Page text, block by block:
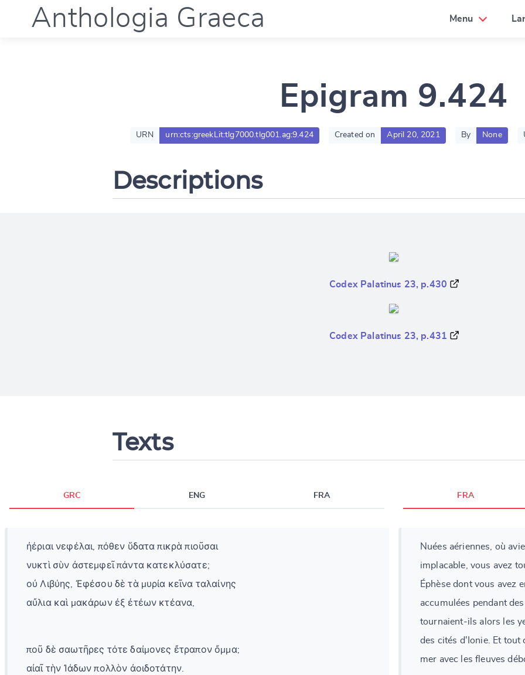
Anthologia Graeca Menu
Epigram 9.424
URN urn:cts:greekLit:tlg7000.tlg001.ag:9.424 Created on April 20, 2021 By None
Descriptions
Codex Palatinus 23, p.430
Codex Palatinus 23, p.431
Texts
GRC ENG FRA
ἠέριαι νεφέλαι, πόθεν ὕδατα πικρὰ πιοῦσαι
νυκτὶ σὺν ἀστεμφεῖ πάντα κατεκλύσατε;
οὐ Λιβύης, Ἐφέσου δὲ τὰ μυρία κεῖνα ταλαίνης
αὔλια καὶ μακάρων ἐξ ἐτέων κτέανα,
ποῦ δὲ σαωτῆρες τότε δαίμονες ἔτραπον ὄμμα;
αἰαῖ τὴν Ἰάδων πολλὸν ἀοιδοτάτην.
FRA
Nuées aériennes, où
implacable, vous avez
Éphèse dont vous avez
accumulées pendant
tournaient-ils alors les
des cités d'Ionie. Et tout
mer avec les fleuves